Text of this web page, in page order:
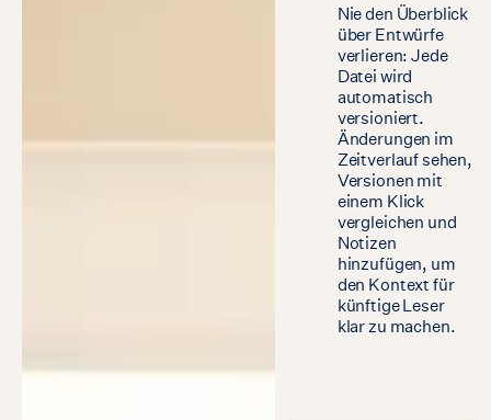
Nie den Überblick
über Entwürfe
verlieren: Jede
Datei wird
automatisch
versioniert.
Änderungen im
Zeitverlauf sehen,
Versionen mit
einem Klick
vergleichen und
Notizen
hinzufügen, um
den Kontext für
künftige Leser
klar zu machen.